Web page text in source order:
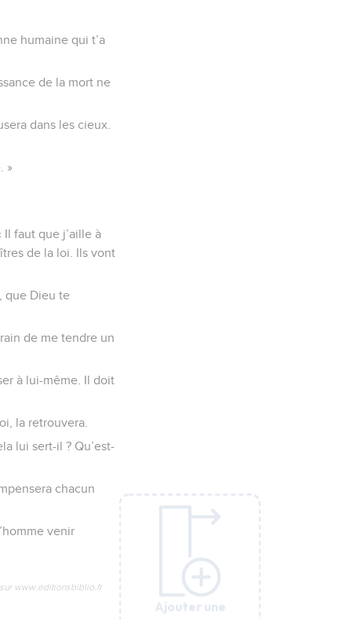
Ajouter une
humaine qui t’a
de la mort ne
dans les cieux.
»
faut que j’aille à
de la loi. Ils vont
que Dieu te
de me tendre un
à lui-même. Il doit
la retrouvera.
lui sert-il ? Qu’est-
chacun
venir
www.editionsbiblio.fr
Ajouter une
Ajouter une
Ajouter une
Ajouter une